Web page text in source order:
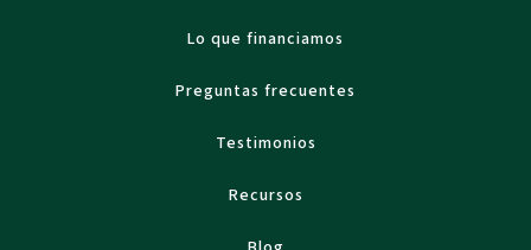
Lo que financiamos
Preguntas frecuentes
Testimonios
Recursos